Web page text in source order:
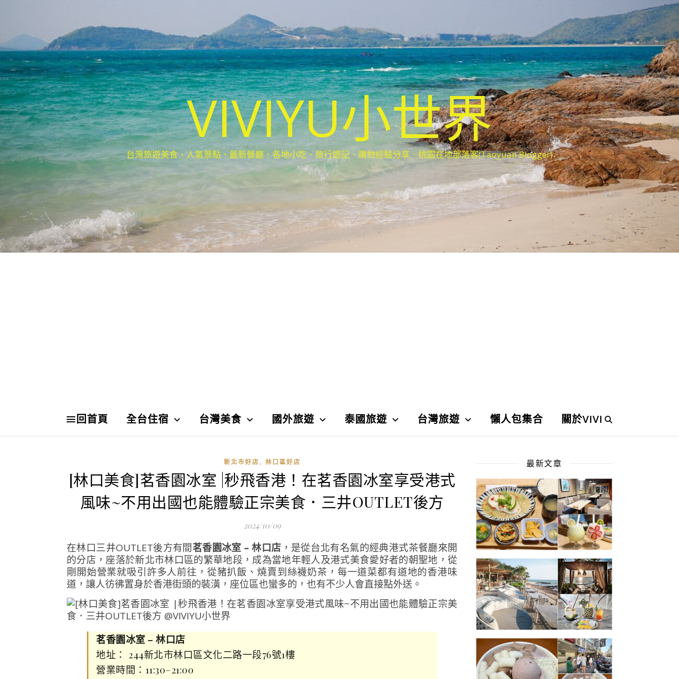
VIVIYU小世界
台灣旅遊美食、人氣景點、最新餐廳、各地小吃、旅行遊記、購物經驗分享．桃園在地部落客(Taoyuan Blogger)
回首頁 全台住宿 台灣美食 國外旅遊 泰國旅遊 台灣旅遊 懶人包集合 關於VIVI
新北市好店 , 林口區好店
[林口美食]茗香園冰室 |秒飛香港！在茗香園冰室享受港式
風味~不用出國也能體驗正宗美食．三井OUTLET後方
2024/10/09
在林口三井OUTLET後方有間茗香園冰室 – 林口店 ，是從台北有名氣的經典港式茶餐廳來開
的分店，座落於新北市林口區的繁華地段，成為當地年輕人及港式美食愛好者的朝聖地，從
剛開始營業就吸引許多人前往，從豬扒飯、燒賣到絲襪奶茶，每一道菜都有道地的香港味
道，讓人彷彿置身於香港街頭的裝潢，座位區也蠻多的，也有不少人會直接點外送。
茗香園冰室 – 林口店
地址： 244新北市林口區文化二路一段76號1樓
營業時間：11:30–21:00
最新文章